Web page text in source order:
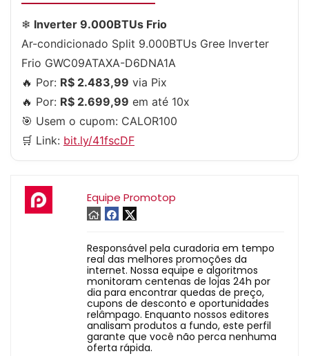
❄ Inverter 9.000BTUs Frio
Ar-condicionado Split 9.000BTUs Gree Inverter
Frio GWC09ATAXA-D6DNA1A
🔥 Por: R$ 2.483,99 via Pix
🔥 Por: R$ 2.699,99 em até 10x
🎯 Usem o cupom: CALOR100
🛒 Link: bit.ly/41fscDF
Equipe Promotop
Responsável pela curadoria em tempo
real das melhores promoções da
internet. Nossa equipe e algoritmos
monitoram centenas de lojas 24h por
dia para encontrar quedas de preço,
cupons de desconto e oportunidades
relâmpago. Enquanto nossos editores
analisam produtos a fundo, este perfil
garante que você não perca nenhuma
oferta rápida.